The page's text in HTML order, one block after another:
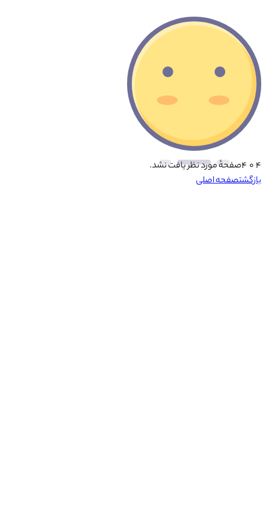
۴ ۰ ۴
صفحهٔ مورد نظر یافت نشد.
بازگشتصفحه اصلی